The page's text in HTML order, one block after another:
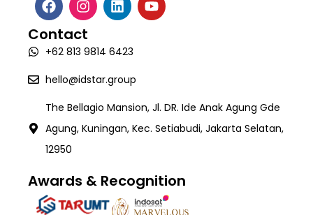
Intelligence Document Processing (Valida)
Workforce Management System (SIGAPP)
Software Development
AI Development
White Paper
Career
Contact
Contact
+62 813 9814 6423
hello@idstar.group
The Bellagio Mansion, Jl. DR. Ide Anak Agung Gde
Agung, Kuningan, Kec. Setiabudi, Jakarta Selatan,
12950
Awards & Recognition